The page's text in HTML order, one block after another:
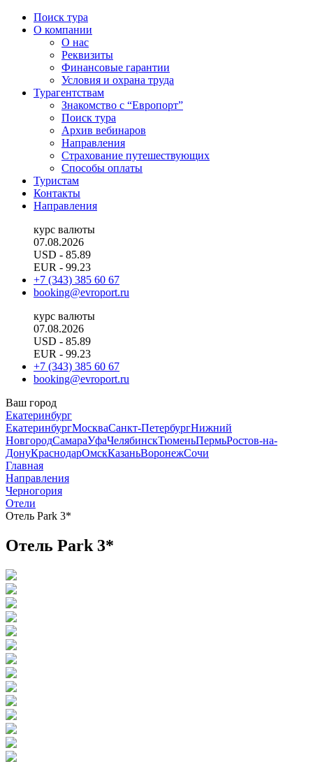
Поиск тура
О компании
О нас
Реквизиты
Финансовые гарантии
Условия и охрана труда
Турагентствам
Знакомство с “Европорт”
Поиск тура
Архив вебинаров
Направления
Страхование путешествующих
Способы оплаты
Туристам
Контакты
Направления
курс валюты
07.08.2026
USD - 85.89
EUR - 99.23
+7 (343) 385 60 67
booking@evroport.ru
курс валюты
07.08.2026
USD - 85.89
EUR - 99.23
+7 (343) 385 60 67
booking@evroport.ru
Ваш город
Екатеринбург
ЕкатеринбургМоскваСанкт-ПетербургНижний
НовгородСамараУфаЧелябинскТюменьПермьРостов-на-
ДонуКраснодарОмскКазаньВоронежСочи
Главная
Направления
Черногория
Отели
Отель Park 3*
Отель Park 3*